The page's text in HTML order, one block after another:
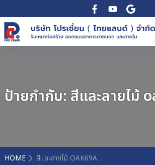
ป้ายกำกับ: สีและลายไม้
HOME สีและลายไม้ OAK69A